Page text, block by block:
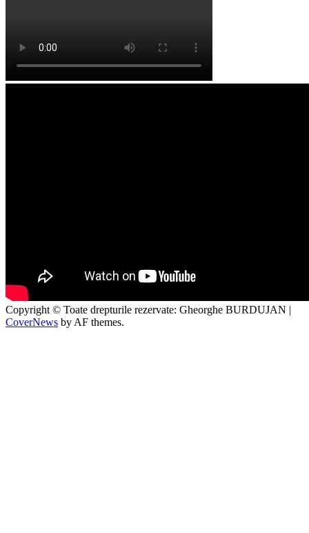
Copyright © Toate drepturile rezervate: Gheorghe BURDUJAN |
CoverNews by AF themes.